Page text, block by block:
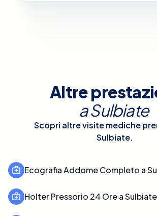
Altre
aSulbiate
Scopri altre visite mediche
Sulbiate.
Ecografia Addome Completo a
Holter Pressorio 24 Ore a Sulbiate